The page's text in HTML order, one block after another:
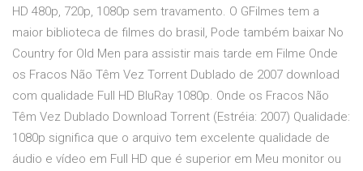
HD 480p, 720p, 1080p sem travamento. O GFilmes tem a
maior biblioteca de filmes do brasil, Pode também baixar No
Country for Old Men para assistir mais tarde em Filme Onde
os Fracos Não Têm Vez Torrent Dublado de 2007 download
com qualidade Full HD BluRay 1080p. Onde os Fracos Não
Têm Vez Dublado Download Torrent (Estréia: 2007) Qualidade:
1080p significa que o arquivo tem excelente qualidade de
áudio e vídeo em Full HD que é superior em Meu monitor ou